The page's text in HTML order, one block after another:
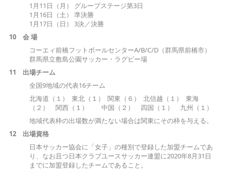
1月11日（月） グループステージ第3日
1月16日（土） 準決勝
1月17日（日） 3決／決勝
10 会場
コーエィ前橋フットボールセンターA/B/C/D（群馬県前橋市）
群馬県立敷島公園サッカー・ラグビー場
11 出場チーム
全国9地域の代表16チーム
北海道（１） 東北（１） 関東（６） 北信越（１） 東海
（２） 関西（１） 中国（２） 四国（１） 九州（１）
地域代表枠の出場数が満たない場合は関東にその枠を与える。
12
出場資格
日本サッカー協会に「女子」の種別で登録した加盟チームであ
り、なお且つ日本クラブユースサッカー連盟に2020年8月31日
までに加盟登録したチームであること。